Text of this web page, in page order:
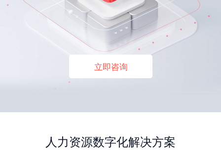
立即咨询
人力资源数字化解决方案